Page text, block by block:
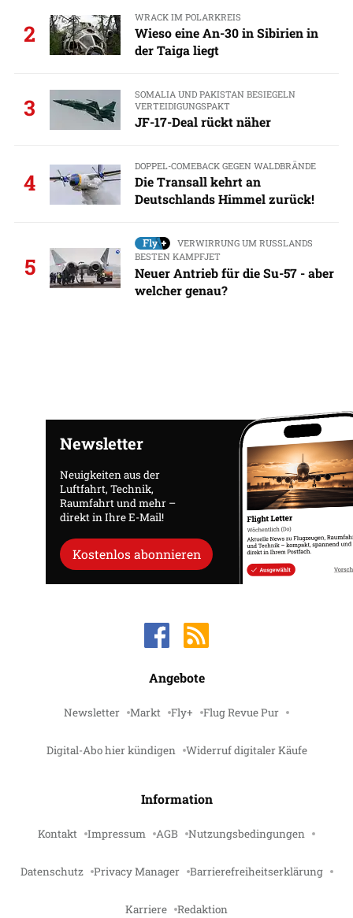
2
WRACK IM POLARKREIS
Wieso eine An-30 in Sibirien in
der Taiga liegt
3
SOMALIA UND PAKISTAN BESIEGELN
VERTEIDIGUNGSPAKT
JF-17-Deal rückt näher
4
DOPPEL-COMEBACK GEGEN WALDBRÄNDE
Die Transall kehrt an
Deutschlands Himmel zurück!
5
VERWIRRUNG UM RUSSLANDS
BESTEN KAMPFJET
Neuer Antrieb für die Su-57 - aber
welcher genau?
Newsletter
Neuigkeiten aus der
Luftfahrt, Technik,
Raumfahrt und mehr –
direkt in Ihre E-Mail!
Kostenlos abonnieren
Angebote
Newsletter Markt Fly+ Flug Revue Pur
Digital-Abo hier kündigen Widerruf digitaler Käufe
Information
Kontakt Impressum AGB Nutzungsbedingungen
Datenschutz Privacy Manager Barrierefreiheitserklärung
Karriere Redaktion